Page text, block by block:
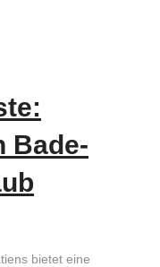
Bade-
bietet eine